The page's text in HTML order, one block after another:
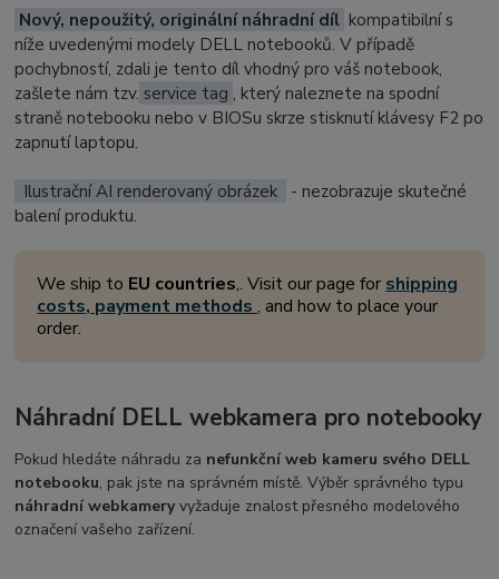
Nový, nepoužitý, originální náhradní díl kompatibilní s
níže uvedenými modely DELL notebooků. V případě
pochybností, zdali je tento díl vhodný pro váš notebook,
zašlete nám tzv. service tag , který naleznete na spodní
straně notebooku nebo v BIOSu skrze stisknutí klávesy F2 po
zapnutí laptopu.
Ilustrační AI renderovaný obrázek
- nezobrazuje skutečné
balení produktu.
We ship to EU countries,. Visit our page for shipping
costs, payment methods, and how to place your
order.
Náhradní DELL webkamera pro notebooky
Pokud hledáte náhradu za nefunkční web kameru svého DELL
notebooku, pak jste na správném místě. Výběr správného typu
náhradní webkameryvyžaduje znalost přesného modelového
označení vašeho zařízení.